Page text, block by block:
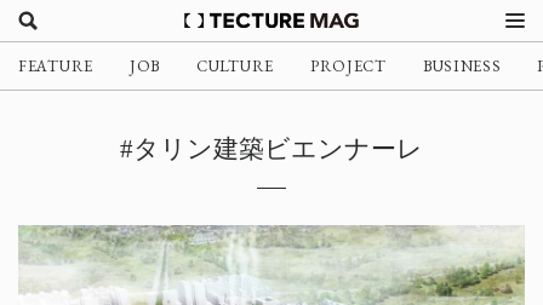
FEATURE JOB CULTURE PROJECT BUSINESS
#タリン建築ビエンナーレ